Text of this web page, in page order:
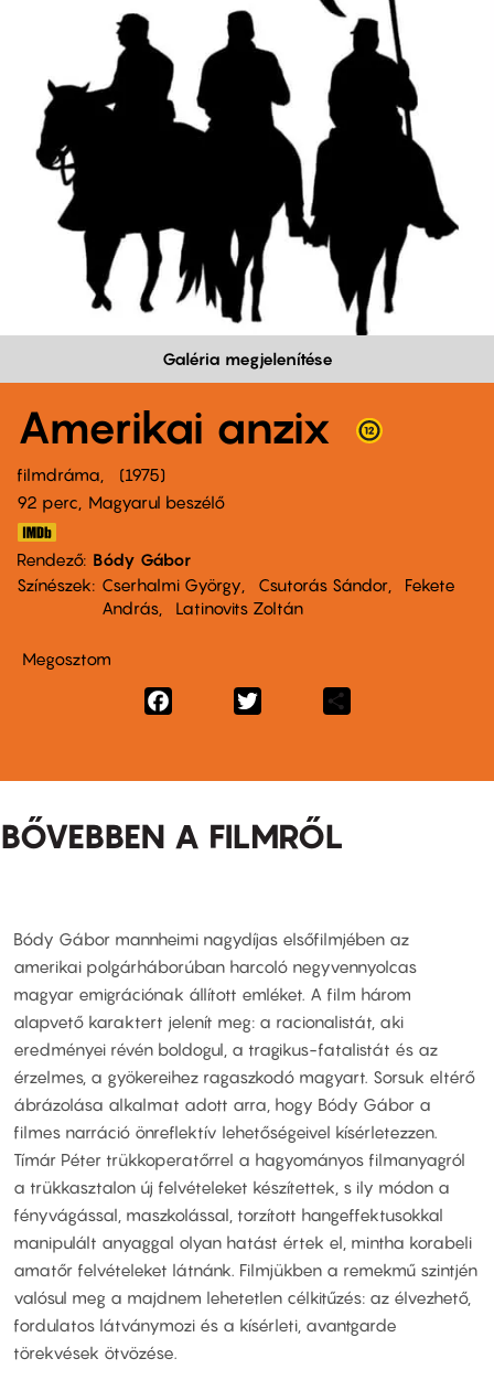
Galéria megjelenítése
Amerikai anzix
filmdráma
1975
92 perc,
Magyarul beszélő
Rendező Bódy Gábor
Színészek
Cserhalmi György Csutorás Sándor
Fekete
András
Latinovits Zoltán
Megosztom
Facebook
BŐVEBBEN A FILMRŐL
Bódy Gábor mannheimi nagydíjas elsőfilmjében az
amerikai polgárháborúban harcoló negyvennyolcas
magyar emigrációnak állított emléket. A film három
alapvető karaktert jelenít meg: a racionalistát, aki
eredményei révén boldogul, a tragikus-fatalistát és az
érzelmes, a gyökereihez ragaszkodó magyart. Sorsuk eltérő
ábrázolása alkalmat adott arra, hogy Bódy Gábor a
filmes narráció önreflektív lehetőségeivel kísérletezzen.
Tímár Péter trükkoperatőrrel a hagyományos filmanyagról
a trükkasztalon új felvételeket készítettek, s ily módon a
fényvágással, maszkolással, torzított hangeffektusokkal
manipulált anyaggal olyan hatást értek el, mintha korabeli
amatőr felvételeket látnánk. Filmjükben a remekmű szintjén
valósul meg a majdnem lehetetlen célkitűzés: az élvezhető,
fordulatos látványmozi és a kísérleti, avantgarde
törekvések ötvözése.